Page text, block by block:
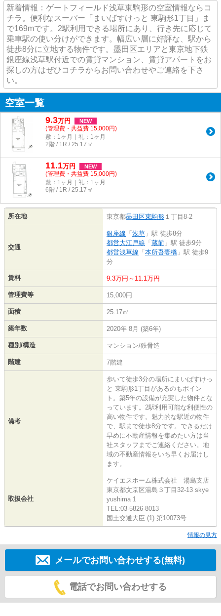
新着情報：ゲートフィールド浅草東駒形の空室情報ならコ
チラ。便利なスーパー「まいばすけっと 東駒形1丁目」ま
で169mです。2駅利用できる場所にあり、行き先に応じて
乗車駅の使い分けができます。幅広い層に好評な、駅から
徒歩8分に立地する物件です。墨田区エリアと東京地下鉄
銀座線浅草駅付近での賃貸マンション、賃貸アパートをお
探しの方はぜひコチラからお問い合わせやご連絡を下さ
い。
空室一覧
9.3万円 NEW
(管理費・共益費 15,000円)
敷：1ヶ月｜礼：1ヶ月
2階 / 1R / 25.17㎡
11.1万円 NEW
(管理費・共益費 15,000円)
敷：1ヶ月｜礼：1ヶ月
6階 / 1R / 25.17㎡
所在地 東京都墨田区東駒形 １丁目8-2
交通
銀座線 「 浅草 」駅 徒歩8分
都営大江戸線 「 蔵前 」駅 徒歩9分
都営浅草線 「 本所吾妻橋 」駅 徒歩9
分
賃料 9.3万円～11.1万円
管理費等 15,000円
面積 25.17㎡
築年数 2020年 8月 (築6年)
種別/構造 マンション/鉄骨造
階建 7階建
備考
歩いて徒歩3分の場所にまいばすけっ
と 東駒形1丁目があるのもポイン
ト。築5年の設備が充実した物件とな
っています。2駅利用可能な利便性の
高い物件です。魅力的な駅近の物件
で、駅まで徒歩8分です。できるだけ
早めに不動産情報を集めたい方は当
社スタッフまでご連絡ください。地
域の不動産情報をいち早くお届けし
ます。
取扱会社
ケイエスホーム株式会社 湯島支店
東京都文京区湯島３丁目32-13 skye
yushima 1
TEL:03-5826-8013
国土交通大臣 (1) 第10073号
情報の見方
メールでお問い合わせする(無料)
電話でお問い合わせする